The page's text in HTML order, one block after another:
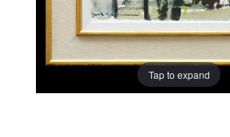
Tap to expand